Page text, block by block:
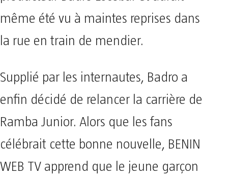
même été vu à maintes reprises dans
la rue en train de mendier.
Supplié par les internautes, Badro a
enfin décidé de relancer la carrière de
Ramba Junior. Alors que les fans
célébrait cette bonne nouvelle, BENIN
WEB TV apprend que le jeune garçon